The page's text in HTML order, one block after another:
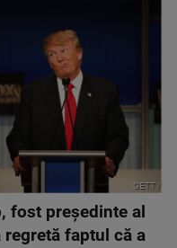
GETTY
fost preşedinte al
faptul că a